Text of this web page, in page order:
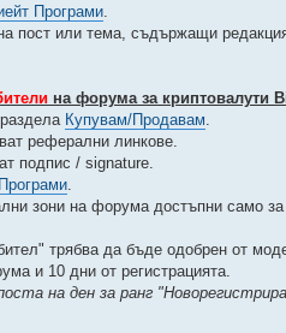
Програми
пост или тема, съдържащи
на форума за криптовалути
Купувам/Продавам
реферални линкове.
подпис / signature.
зони на форума достъпни само
трябва да бъде одобрен от
и 10 дни от регистрацията.
на ден за ранг